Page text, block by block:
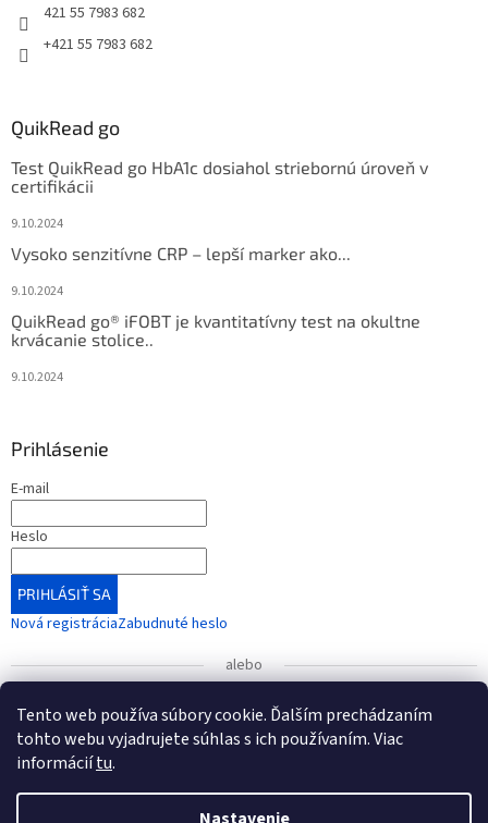
Tento web používa súbory cookie. Ďalším prechádzaním
tohto webu vyjadrujete súhlas s ich používaním. Viac
informáciítu.
UPOZORNENIE
bankového účtu, ktorá nadobudla platnosť od 1. januára
421 55 7983 682
+421 55 7983 682
QuikRead go
Test QuikRead go HbA1c dosiahol striebornú úroveň v
certifikácii
9.10.2024
Vysoko senzitívne CRP – lepší marker ako...
9.10.2024
QuikRead go® iFOBT je kvantitatívny test na okultne
krvácanie stolice..
9.10.2024
Prihlásenie
E-mail
Heslo
PRIHLÁSIŤ SA
Nová registráciaZabudnuté heslo
alebo
Prihlásiť sa cez Google